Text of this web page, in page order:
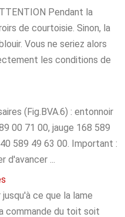
Pendant la
de courtoisie. Sinon, la
Vous ne seriez alors
les conditions de
(Fig.BVA.6) : entonnoir
00 71 00, jauge 168 589
589 49 63 00. Important :
d'avancer ...
ce que la lame
commande du toit soit